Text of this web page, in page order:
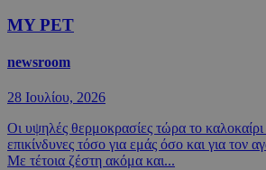
MY PET
newsroom
28 Ιουλίου, 2026
Οι υψηλές θερμοκρασίες τώρα το
επικίνδυνες τόσο για εμάς όσο και για τον
Με τέτοια ζέστη ακόμα και...